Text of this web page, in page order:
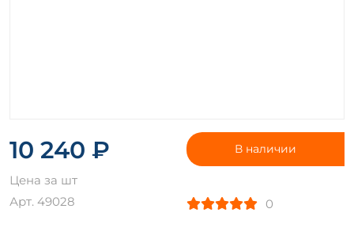
10 240 ₽
Цена за шт
Арт. 49028
В наличии
0